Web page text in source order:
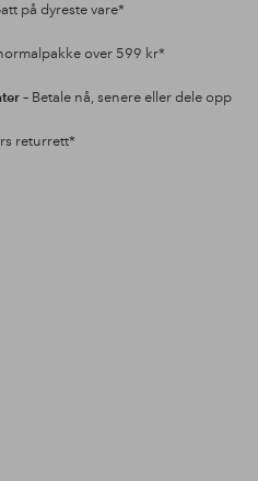
på dyreste vare*
over 599 kr*
– Betale nå, senere eller dele opp
returrett*